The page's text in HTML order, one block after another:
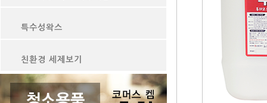
특수성왁스
친환경 세제보기